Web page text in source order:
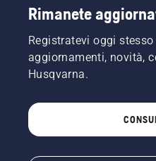
Rimanete
Registratevi oggi stesso
aggiornamenti, novità,
Husqvarna.